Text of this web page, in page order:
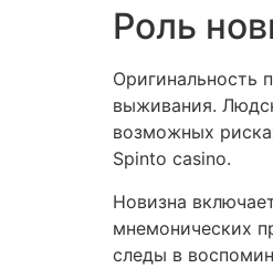
Роль
Оригинальность
выживания.
возможных
Spinto casino.
Новизна
мнемонических
следы в